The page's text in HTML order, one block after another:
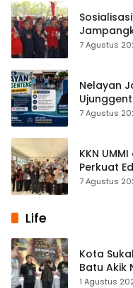
7 Agustus
Nelayan
7 Agustus
KKN
Perkuat
Remaja di
7 Agustus
Life
Kota
Batu Akik
1 Agustus